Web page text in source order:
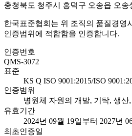
충청북도 청주시 흥덕구 오송읍 오송
한국표준협회는 위 조직의 품질경영
인증범위에 적합함을 인증합니다.
인증번호
QMS-3072
표준
KS Q ISO 9001:2015/ISO
인증범위
병원체 자원의 개발, 기탁, 생산
유효기간
2024년 09월 19일부터 2027년
최초인증일